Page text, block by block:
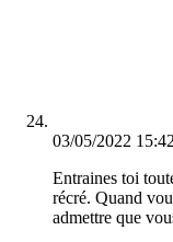
03/05/2022 15:42
Entraines toi
récré. Quand
admettre que